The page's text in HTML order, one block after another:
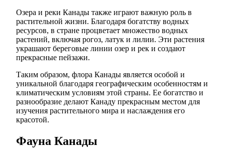
Озера и реки Канады также играют важную роль в
растительной жизни. Благодаря богатству водных
ресурсов, в стране процветает множество водных
растений, включая рогоз, латук и лилии. Эти растения
украшают береговые линии озер и рек и создают
прекрасные пейзажи.
Таким образом, флора Канады является особой и
уникальной благодаря географическим особенностям и
климатическим условиям этой страны. Ее богатство и
разнообразие делают Канаду прекрасным местом для
изучения растительного мира и наслаждения его
красотой.
Фауна Канады